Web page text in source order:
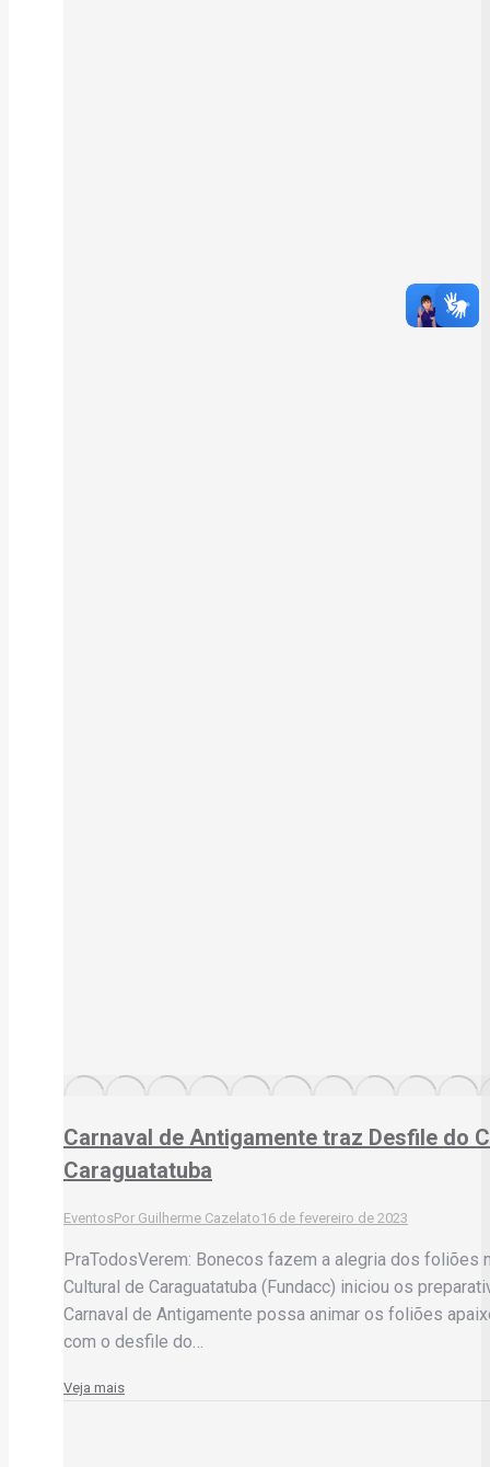
Carnaval de Antigamente traz Desfile do
Caraguatatuba
EventosPor Guilherme Cazelato16 de fevereiro de 2023
PraTodosVerem: Bonecos fazem a alegria dos foliões
Cultural de Caraguatatuba (Fundacc) iniciou os
Carnaval de Antigamente possa animar os foliões
com o desfile do…
Veja mais